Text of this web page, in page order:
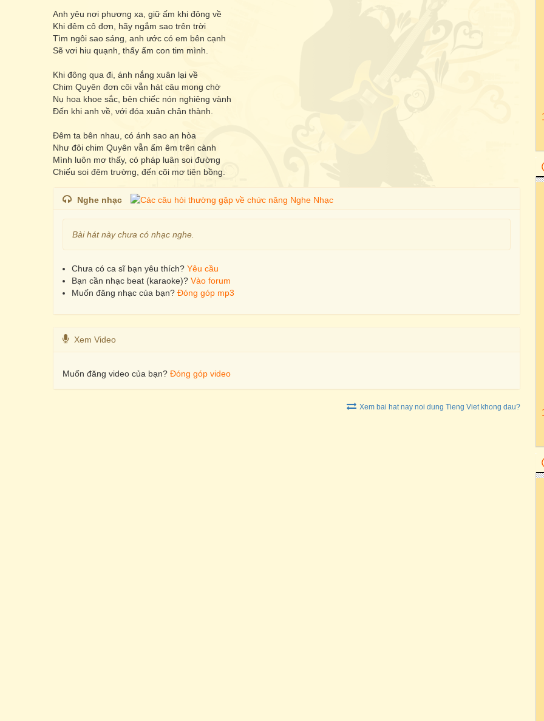
Anh yêu nơi phương xa, giữ ấm khi đông về
Khi đêm cô đơn, hãy ngắm sao trên trời
Tìm ngôi sao sáng, anh ước có em bên cạnh
Sẽ vơi hiu quạnh, thấy ấm con tim mình.
Khi đông qua đi, ánh nắng xuân lại về
Chim Quyên đơn côi vẫn hát câu mong chờ
Nụ hoa khoe sắc, bên chiếc nón nghiêng vành
Đến khi anh về, với đóa xuân chân thành.
Đêm ta bên nhau, có ánh sao an hòa
Như đôi chim Quyên vẫn ấm êm trên cành
Mình luôn mơ thấy, có pháp luân soi đường
Chiếu soi đêm trường, đến cõi mơ tiên bồng.
Nghe nhạc
Bài hát này chưa có nhạc nghe.
Chưa có ca sĩ bạn yêu thích? Yêu cầu
Bạn cần nhạc beat (karaoke)? Vào forum
Muốn đăng nhạc của bạn? Đóng góp mp3
Xem Video
Muốn đăng video của bạn? Đóng góp video
Xem bai hat nay noi dung Tieng Viet khong dau?